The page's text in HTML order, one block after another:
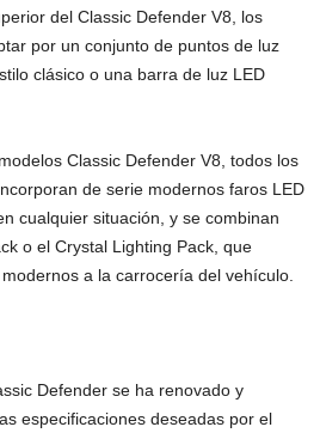
del Classic Defender V8, los
por un conjunto de puntos de luz
clásico o una barra de luz LED
Classic Defender V8, todos los
de serie modernos faros LED
cualquier situación, y se combinan
o el Crystal Lighting Pack, que
a la carrocería del vehículo.
Defender se ha renovado y
especificaciones deseadas por el